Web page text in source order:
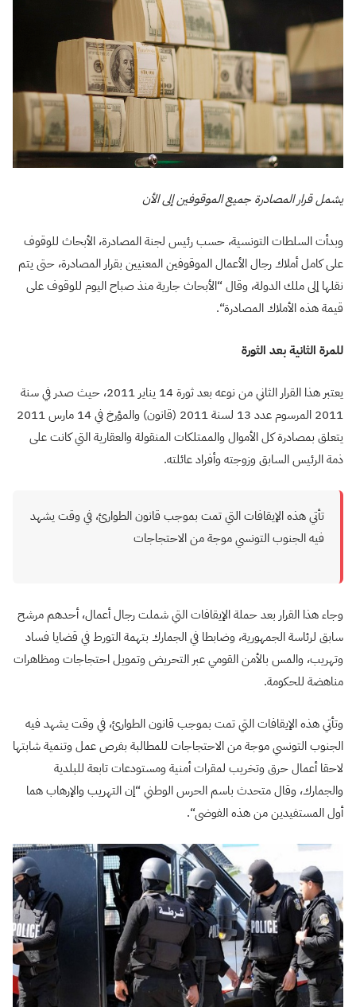
يشمل قرار المصادرة جميع الموقوفين إلى الأن
وبدأت السلطات التونسية، حسب رئيس لجنة المصادرة، الأبحاث للوقوف
على كامل أملاك رجال الأعمال الموقوفين المعنيين بقرار المصادرة، حتى يتم
نقلها إلى ملك الدولة، وقال “الأبحاث جارية منذ صباح اليوم للوقوف على
قيمة هذه الأملاك المصادرة“.
للمرة الثانية بعد الثورة
يعتبر هذا القرار الثاني من نوعه بعد ثورة 14 يناير 2011، حيث صدر في سنة
2011 المرسوم عدد 13 لسنة 2011 (قانون) والمؤرخ في 14 مارس 2011
يتعلق بمصادرة كل الأموال والممتلكات المنقولة والعقارية التي كانت على
ذمة الرئيس السابق وزوجته وأفراد عائلته.
تأتي هذه الإيقافات التي تمت بموجب قانون الطوارئ، في وقت يشهد
فيه الجنوب التونسي موجة من الاحتجاجات
وجاء هذا القرار بعد حملة الإيقافات التي شملت رجال أعمال، أحدهم مرشح
سابق لرئاسة الجمهورية، وضابطا في الجمارك بتهمة التورط في قضايا فساد
وتهريب، والمس بالأمن القومي عبر التحريض وتمويل احتجاجات ومظاهرات
مناهضة للحكومة.
وتأتي هذه الإيقافات التي تمت بموجب قانون الطوارئ، في وقت يشهد فيه
الجنوب التونسي موجة من الاحتجاجات للمطالبة بفرص عمل وتنمية شابتها
لاحقا أعمال حرق وتخريب لمقرات أمنية ومستودعات تابعة للبلدية
والجمارك، وقال متحدث باسم الحرس الوطني “إن التهريب والإرهاب هما
أول المستفيدين من هذه الفوضى“.